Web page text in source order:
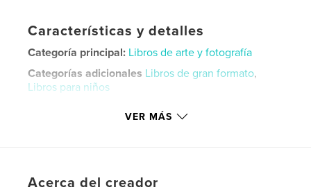
Características y detalles
Categoría principal: Libros de arte y fotografía
Categorías adicionales Libros de gran formato,
Libros para niños
Cuadrado pequeño, 18×18 cm
Palabras clave
VER MÁS
Acerca del creador